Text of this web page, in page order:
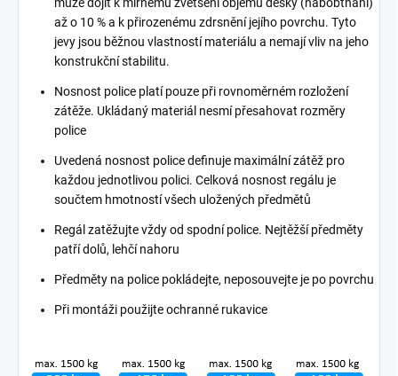
až o 10 % a k přirozenému zdrsnění jejího povrchu. Tyto
jevy jsou běžnou vlastností materiálu a nemají vliv na jeho
konstrukční stabilitu.
Nosnost police platí pouze při rovnoměrném rozložení
zátěže. Ukládaný materiál nesmí přesahovat rozměry
police
Uvedená nosnost police definuje maximální zátěž pro
každou jednotlivou polici. Celková nosnost regálu je
součtem hmotností všech uložených předmětů
Regál zatěžujte vždy od spodní police. Nejtěžší předměty
patří dolů, lehčí nahoru
Předměty na police pokládejte, neposouvejte je po povrchu
Při montáži použijte ochranné rukavice